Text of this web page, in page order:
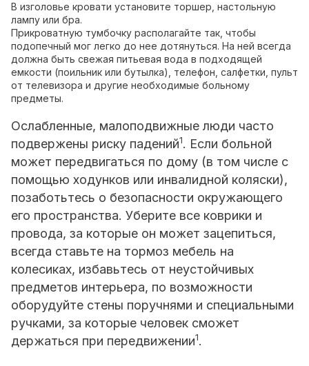
В изголовье кровати установите торшер, настольную
лампу или бра.
Прикроватную тумбочку располагайте так, чтобы
подопечный мог легко до нее дотянуться. На ней всегда
должна быть свежая питьевая вода в подходящей
емкости (поильник или бутылка), телефон, салфетки, пульт
от телевизора и другие необходимые больному
предметы.
Ослабленные, малоподвижные люди часто
подвержены риску падений1. Если больной
может передвигаться по дому (в том числе с
помощью ходунков или инвалидной коляски),
позаботьтесь о безопасности окружающего
его пространства. Уберите все коврики и
провода, за которые он может зацепиться,
всегда ставьте на тормоз мебель на
колесиках, избавьтесь от неустойчивых
предметов интерьера, по возможности
оборудуйте стены поручнями и специальными
ручками, за которые человек сможет
держаться при передвижении1.